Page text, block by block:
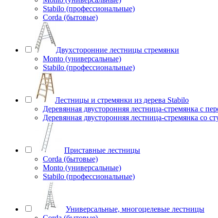
Stabilo (профессиональные)
Corda (бытовые)
Двухсторонние лестницы стремянки
Monto (универсальные)
Stabilo (профессиональные)
Лестницы и стремянки из дерева Stabilo
Деревянная двусторонняя лестница-стремянка с
Деревянная двусторонняя лестница-стремянка со
Приставные лестницы
Corda (бытовые)
Monto (универсальные)
Stabilo (профессиональные)
Универсальные, многоцелевые лестницы